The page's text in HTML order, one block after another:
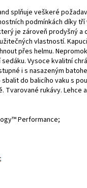
splňuje veškeré
podmínkách díky
je zároveň prodyšný a
vlastností.
přes helmu.
sedáku. Vysoce kvalitní
i s nasazeným
do balicího vaku s
Tvarované rukávy. Lehce
Performance;
;